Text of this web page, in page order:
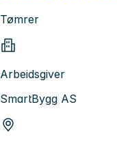
Tømrer
Arbeidsgiver
SmartBygg AS